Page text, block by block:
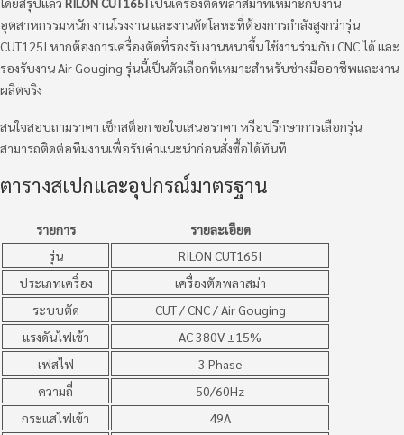
อุตสาหกรรมหนัก งานโรงงาน และงานตัดโลหะที่ต้องการกำลังสูงกว่ารุ่น
CUT125I หากต้องการเครื่องตัดที่รองรับงานหนาขึ้น ใช้งานร่วมกับ CNC ได้ และ
รองรับงาน Air Gouging รุ่นนี้เป็นตัวเลือกที่เหมาะสำหรับช่างมืออาชีพและงาน
ผลิตจริง
สนใจสอบถามราคา เช็กสต็อก ขอใบเสนอราคา หรือปรึกษาการเลือกรุ่น
สามารถติดต่อทีมงานเพื่อรับคำแนะนำก่อนสั่งซื้อได้ทันที
ตารางสเปกและอุปกรณ์มาตรฐาน
รายการ
รายละเอียด
รุ่น
RILON CUT165I
ประเภทเครื่อง
เครื่องตัดพลาสม่า
ระบบตัด
CUT / CNC / Air Gouging
แรงดันไฟเข้า
AC 380V ±15%
เฟสไฟ
3 Phase
ความถี่
50/60Hz
กระแสไฟเข้า
49A